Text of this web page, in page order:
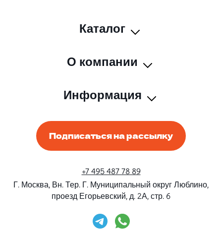
Каталог
О компании
Информация
Подписаться на рассылку
+7 495 487 78 89
Г. Москва, Вн. Тер. Г. Муниципальный округ Люблино,
проезд Егорьевский, д. 2А, стр. 6